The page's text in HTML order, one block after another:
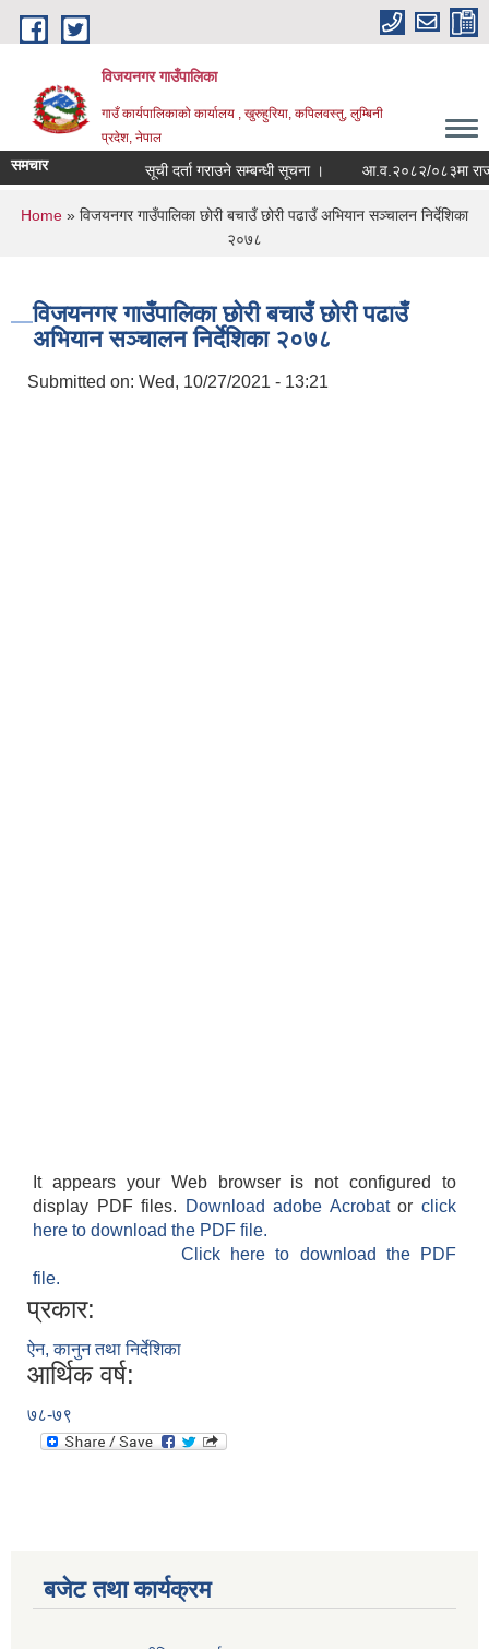
Skip to main content
विजयनगर गाउँपालिका
गाउँ कार्यपालिकाको कार्यालय , खुरुहुरिया, कपिलवस्तु, लुम्बिनी
प्रदेश, नेपाल
समचार सूची दर्ता गराउने सम्बन्धी सूचना । आ.व.२०८२/०८३मा
You are here
Home » विजयनगर गाउँपालिका छोरी बचाउँ छोरी पढाउँ अभियान सञ्चालन निर्देशिका
२०७८
विजयनगर गाउँपालिका छोरी बचाउँ छोरी पढाउँ
अभियान सञ्चालन निर्देशिका २०७८
Submitted on: Wed, 10/27/2021 - 13:21
It appears your Web browser is not configured to
display PDF files.
Download adobe Acrobatorclick
here to download the PDF file.
Click here to download the PDF
file.
प्रकार:
ऐन, कानुन तथा निर्देशिका
आर्थिक वर्ष:
७८-७९
बजेट तथा कार्यक्रम